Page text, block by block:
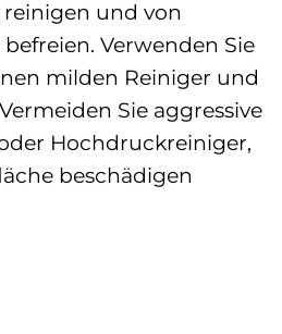
reinigen und von
Verwenden Sie
milden Reiniger und
Sie aggressive
Hochdruckreiniger,
beschädigen